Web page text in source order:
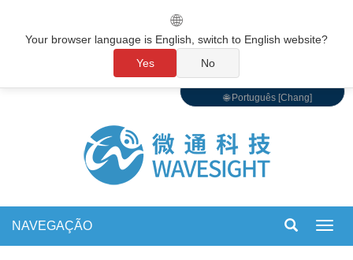
🌐 Português [Chang]
NAVEGAÇÃO
🌐
Your browser language is English, switch to English website?
Yes
No